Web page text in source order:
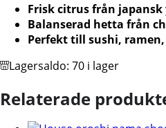
Frisk citrus från japansk
Balanserad hetta från
Perfekt till sushi,
Lagersaldo: 70 i lager
Relaterade